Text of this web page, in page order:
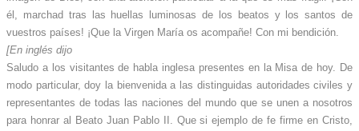
él, marchad tras las huellas luminosas de los beatos y los santos de
vuestros países! ¡Que la Virgen María os acompañe! Con mi bendición.
[En inglés dijo
Saludo a los visitantes de habla inglesa presentes en la Misa de hoy. De
modo particular, doy la bienvenida a las distinguidas autoridades civiles y
representantes de todas las naciones del mundo que se unen a nosotros
para honrar al Beato Juan Pablo II. Que si ejemplo de fe firme en Cristo,